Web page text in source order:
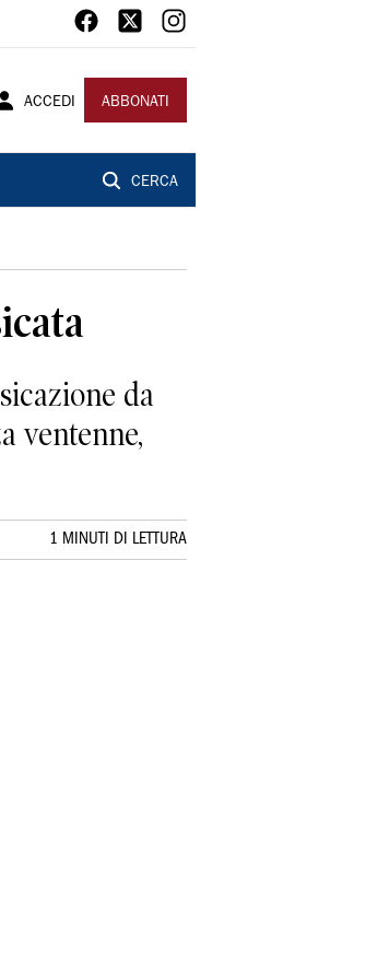
ACCEDI ABBONATI
CERCA
da
ventenne,
1 MINUTI DI LETTURA